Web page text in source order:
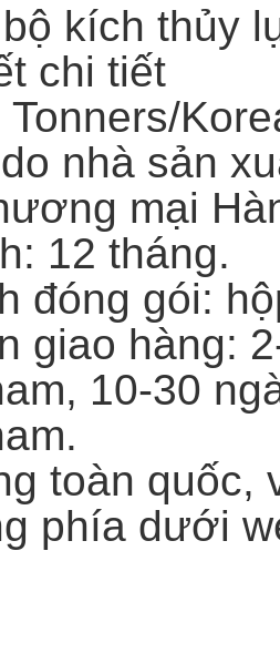
kích thủy
chi tiết
nhà sản
mại
12 tháng.
đóng gói:
giao hàng:
10-30
toàn quốc,
phía dưới